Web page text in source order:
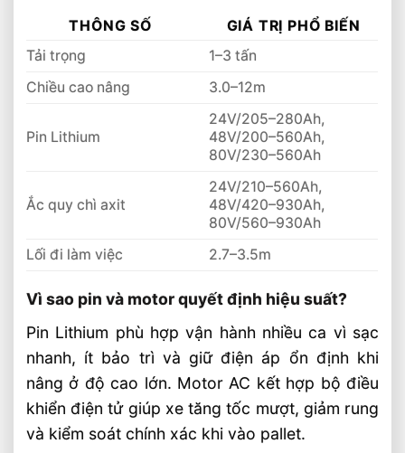
Xe Nâng Điện Stacker Đứng Lái 1.5 Tấn
Nâng Cao 3–5m Có Đáng Đầu Tư?
THÔNG SỐ
GIÁ TRỊ PHỔ BIẾN
Tải trọng
1–3 tấn
Chiều cao nâng
3.0–12m
Pin Lithium
24V/205–280Ah,
48V/200–560Ah,
80V/230–560Ah
Ắc quy chì axit
24V/210–560Ah,
48V/420–930Ah,
80V/560–930Ah
Lối đi làm việc
2.7–3.5m
Vì sao pin và motor quyết định hiệu suất?
Pin Lithium phù hợp vận hành nhiều ca vì sạc
nhanh, ít bảo trì và giữ điện áp ổn định khi
nâng ở độ cao lớn. Motor AC kết hợp bộ điều
khiển điện tử giúp xe tăng tốc mượt, giảm rung
và kiểm soát chính xác khi vào pallet.